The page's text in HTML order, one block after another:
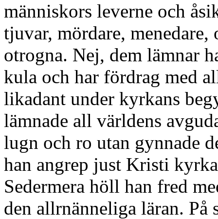
människors leverne och
tjuvar, mördare,
otrogna. Nej, dem lämnar
kula och har fördrag med
likadant under kyrkans
lämnade all världens
lugn och ro utan gynnade
han angrep just Kristi
Sedermera höll han fred
den allrnänneliga läran. På